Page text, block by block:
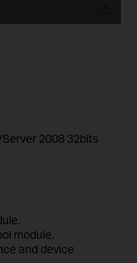
2008 32bits
module.
and device